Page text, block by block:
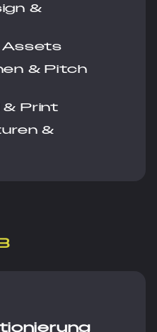
&
Assets
& Pitch
Print
&